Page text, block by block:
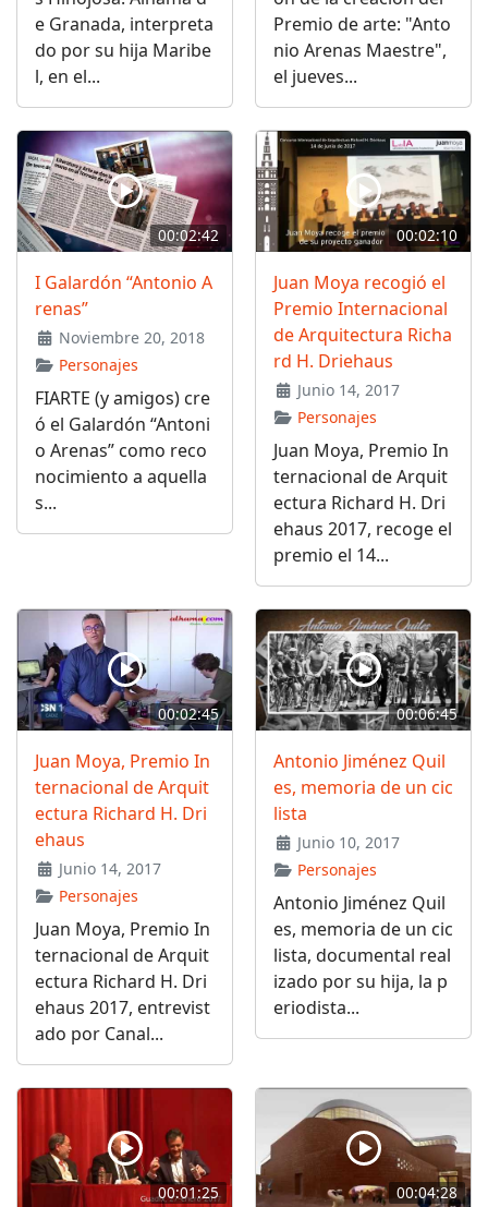
e Granada, interpreta
do por su hija Maribe
l, en el...
Premio de arte: "Anto
nio Arenas Maestre",
el jueves...
00:02:42
I Galardón “Antonio A
renas”
Noviembre 20, 2018
Personajes
FIARTE (y amigos) cre
ó el Galardón “Antoni
o Arenas” como reco
nocimiento a aquella
s...
00:02:10
Juan Moya recogió el
Premio Internacional
de Arquitectura Richa
rd H. Driehaus
Junio 14, 2017
Personajes
Juan Moya, Premio In
ternacional de Arquit
ectura Richard H. Dri
ehaus 2017, recoge el
premio el 14...
00:02:45
Juan Moya, Premio In
ternacional de Arquit
ectura Richard H. Dri
ehaus
Junio 14, 2017
Personajes
Juan Moya, Premio In
ternacional de Arquit
ectura Richard H. Dri
ehaus 2017, entrevist
ado por Canal...
00:06:45
Antonio Jiménez Quil
es, memoria de un cic
lista
Junio 10, 2017
Personajes
Antonio Jiménez Quil
es, memoria de un cic
lista, documental real
izado por su hija, la p
eriodista...
00:01:25 00:04:28